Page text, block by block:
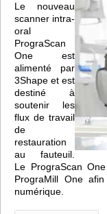
Le nouveau
scanner intra-
oral
PrograScan
One est
alimenté par
3Shape et est
destiné à
soutenir les
flux de travail
de
restauration
au fauteuil.
Le PrograScan
PrograMill One
numérique.